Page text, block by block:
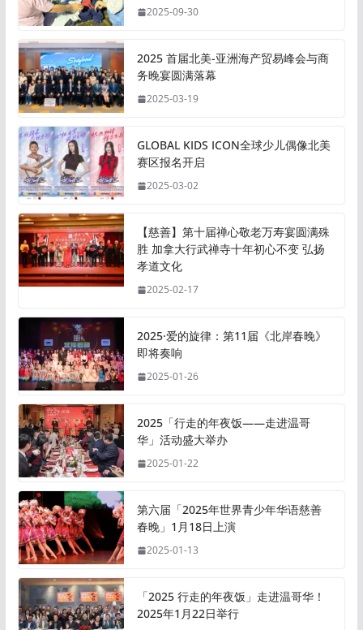
2025-09-30
2025 首届北美-亚洲海产贸易峰会与商
务晚宴圆满落幕
2025-03-19
GLOBAL KIDS ICON全球少儿偶像北美
赛区报名开启
2025-03-02
【慈善】第十届禅心敬老万寿宴圆满殊
胜 加拿大行武禅寺十年初心不变 弘扬
孝道文化
2025-02-17
2025·爱的旋律：第11届《北岸春晚》
即将奏响
2025-01-26
2025「行走的年夜饭——走进温哥
华」活动盛大举办
2025-01-22
第六届「2025年世界青少年华语慈善
春晚」1月18日上演
2025-01-13
「2025 行走的年夜饭」走进温哥华！
2025年1月22日举行